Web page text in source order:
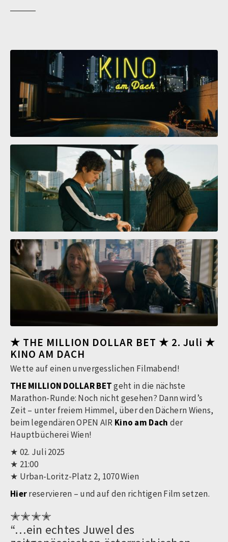
★ THE MILLION DOLLAR BET ★ 2. Juli ★
KINO AM DACH
Wette auf einen unvergesslichen Filmabend!
THE MILLION DOLLAR BETgeht in die nächste
Marathon-Runde: Noch nicht gesehen? Dann wird’s
Zeit – unter freiem Himmel, über den Dächern Wiens,
beim legendären OPEN AIR Kino am Dach der
Hauptbücherei Wien!
★ 02. Juli 2025
★ 21:00
★ Urban-Loritz-Platz 2, 1070 Wien
Hierreservieren – und auf den richtigen Film setzen.
✭✭✭✭
“…ein echtes Juwel des